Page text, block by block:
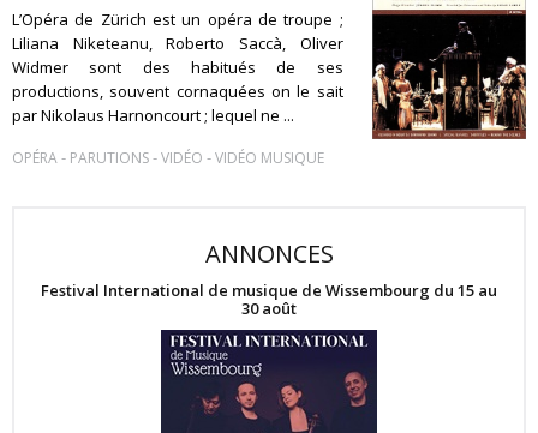
L’Opéra de Zürich est un opéra de troupe ;
Liliana Niketeanu, Roberto Saccà, Oliver
Widmer sont des habitués de ses
productions, souvent cornaquées on le sait
par Nikolaus Harnoncourt ; lequel ne ...
OPÉRA- PARUTIONS-VIDÉO -VIDÉO MUSIQUE
ANNONCES
Festival International de musique de Wissembourg du 15 au
30 août